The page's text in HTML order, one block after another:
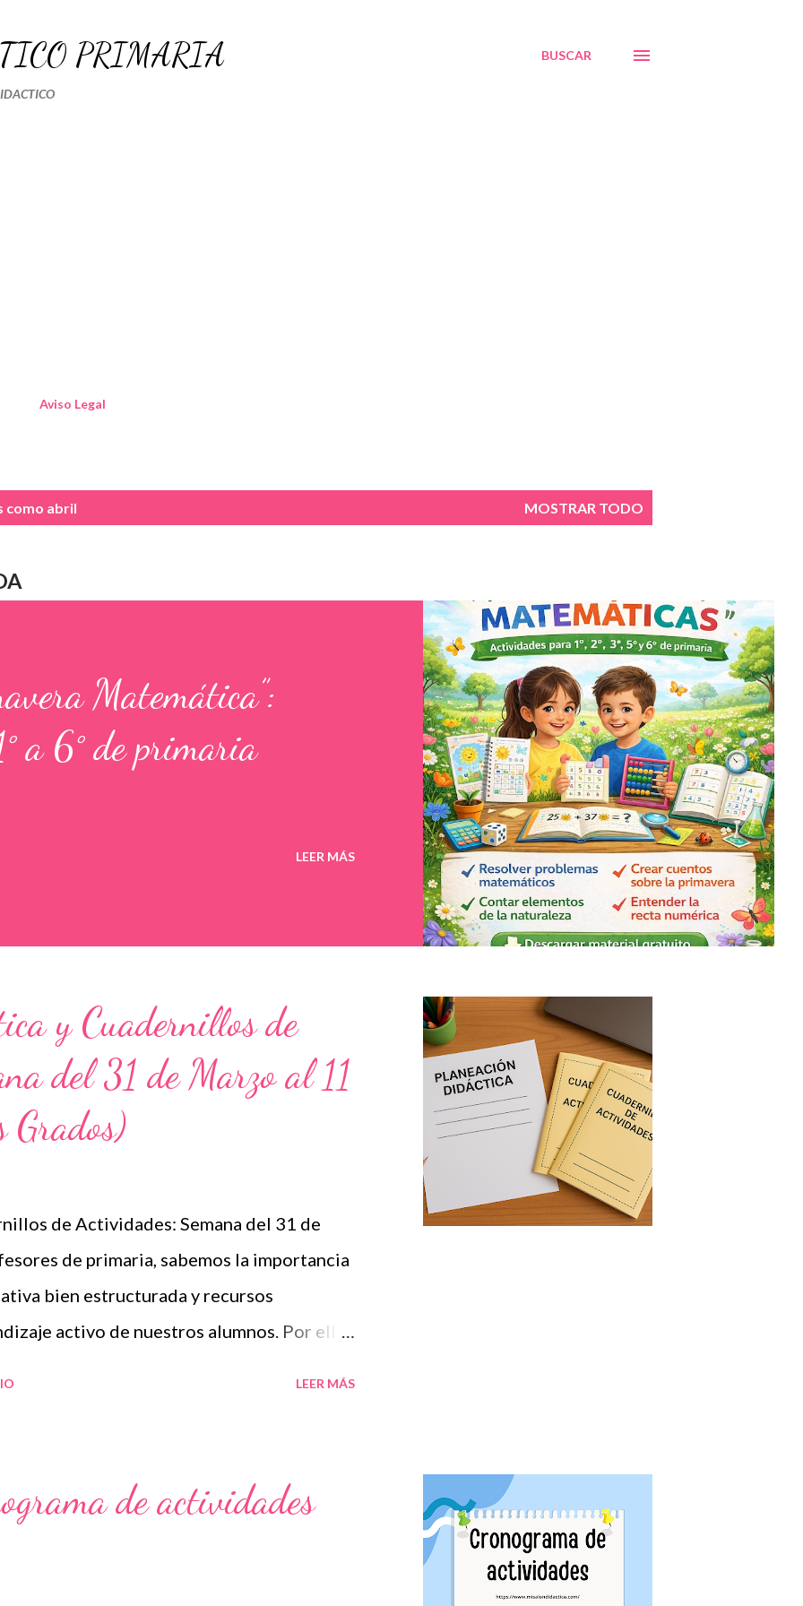
PRIMARIA BUSCAR
Aviso Legal
como abril MOSTRAR TODO
Matemática”:
a 6° de primaria
LEER MÁS
y Cuadernillos de
del 31 de Marzo al 11
Grados)
de Actividades: Semana del 31 de
de primaria, sabemos la importancia
bien estructurada y recursos
activo de nuestros alumnos. Por ello,
esencial que nos permite establecer
educativos que abordaremos con
crucial en contextos como los
LEER MÁS
de actividades